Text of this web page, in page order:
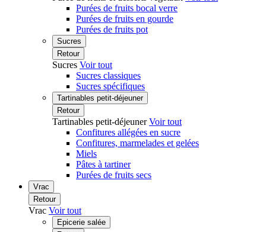
Purées de fruits bocal verre
Purées de fruits en gourde
Purées de fruits pot
Sucres
Retour
Sucres Voir tout
Sucres classiques
Sucres spécifiques
Tartinables petit-déjeuner
Retour
Tartinables petit-déjeunerVoir tout
Confitures allégées en sucre
Confitures, marmelades et gelées
Miels
Pâtes à tartiner
Purées de fruits secs
Vrac
Retour
Vrac Voir tout
Epicerie salée